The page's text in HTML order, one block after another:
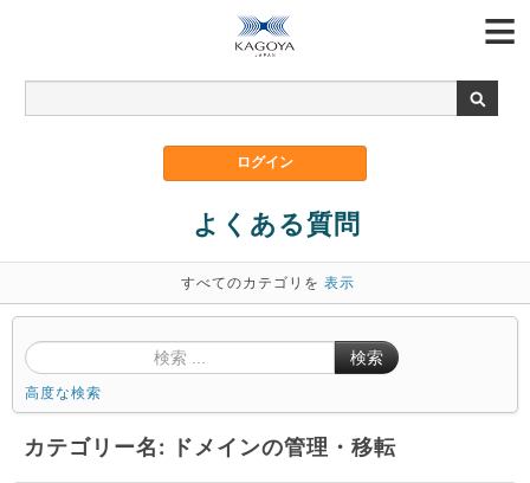
よくある質問
すべてのカテゴリを 表示
検索
高度な検索
カテゴリー名: ドメインの管理・移転